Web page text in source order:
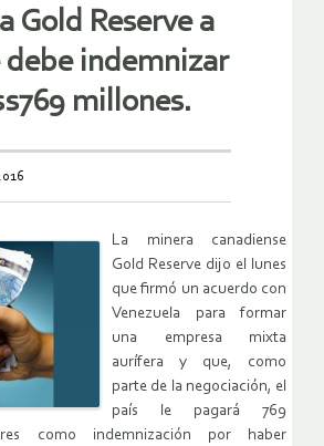
Gold Reserve a
debe indemnizar
millones.
La minera canadiense
Gold Reserve dijo el lunes
que firmó un acuerdo con
Venezuela para formar
una empresa mixta
aurífera y que, como
parte de la negociación, el
país le pagará 769
como indemnización por haber